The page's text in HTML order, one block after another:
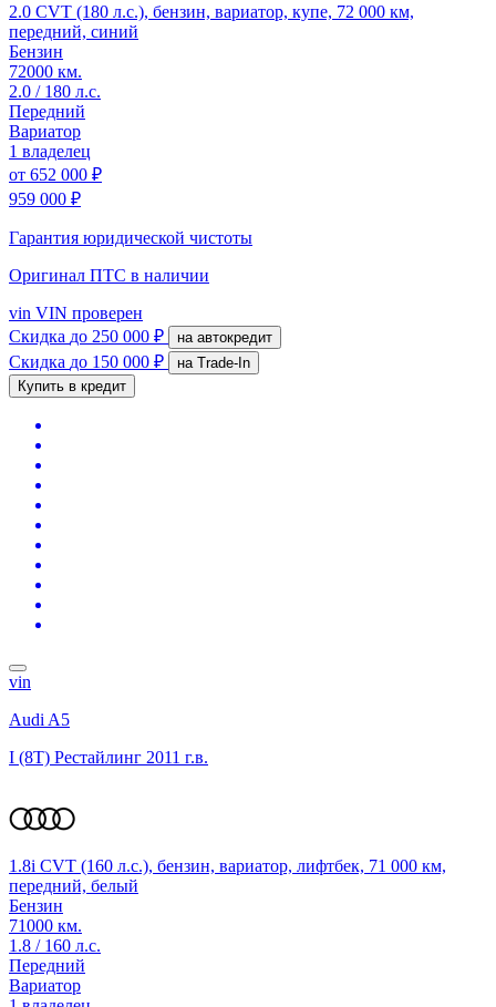
2.0 CVT (180 л.с.), бензин, вариатор, купе, 72 000 км,
передний, синий
Бензин
72000 км.
2.0 / 180 л.с.
Передний
Вариатор
1 владелец
от 652 000 ₽
959 000 ₽
Гарантия юридической чистоты
Оригинал ПТС в наличии
vin VIN проверен
Скидка до 250 000 ₽ на автокредит
Скидка до 150 000 ₽
на Trade-In
Купить в кредит
vin
Audi A5
I (8T) Рестайлинг 2011 г.в.
1.8i CVT (160 л.с.), бензин, вариатор, лифтбек, 71 000 км,
передний, белый
Бензин
71000 км.
1.8 / 160 л.с.
Передний
Вариатор